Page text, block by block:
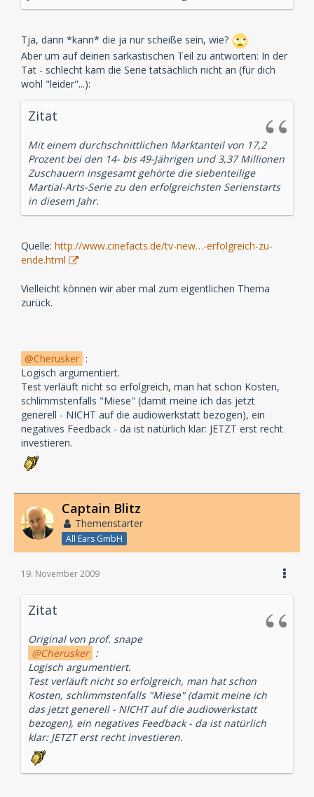
Tja, dann *kann* die ja nur scheiße sein, wie?
Aber um auf deinen sarkastischen Teil zu antworten: In der
Tat - schlecht kam die Serie tatsächlich nicht an (für dich
wohl "leider"...):
Zitat
Mit einem durchschnittlichen Marktanteil von 17,2
Prozent bei den 14- bis 49-Jährigen und 3,37 Millionen
Zuschauern insgesamt gehörte die siebenteilige
Martial-Arts-Serie zu den erfolgreichsten Serienstarts
in diesem Jahr.
Quelle: http://www.cinefacts.de/tv-new…-erfolgreich-zu-
ende.html
Vielleicht können wir aber mal zum eigentlichen Thema
zurück.
Cherusker :
Logisch argumentiert.
Test verläuft nicht so erfolgreich, man hat schon Kosten,
schlimmstenfalls "Miese" (damit meine ich das jetzt
generell - NICHT auf die audiowerkstatt bezogen), ein
negatives Feedback - da ist natürlich klar: JETZT erst recht
investieren.
Captain Blitz
Themenstarter
All Ears GmbH
19. November 2009
Zitat
Original von prof. snape
Cherusker :
Logisch argumentiert.
Test verläuft nicht so erfolgreich, man hat schon
Kosten, schlimmstenfalls "Miese" (damit meine ich
das jetzt generell - NICHT auf die audiowerkstatt
bezogen), ein negatives Feedback - da ist natürlich
klar: JETZT erst recht investieren.